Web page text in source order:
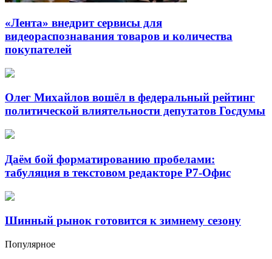
«Лента» внедрит сервисы для
видеораспознавания товаров и количества
покупателей
Олег Михайлов вошёл в федеральный рейтинг
политической влиятельности депутатов Госдумы
Даём бой форматированию пробелами:
табуляция в текстовом редакторе Р7-Офис
Шинный рынок готовится к зимнему сезону
Популярное